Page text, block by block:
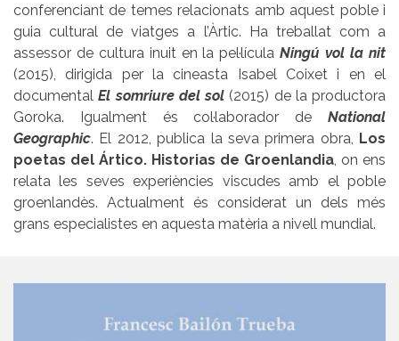
conferenciant de temes relacionats amb aquest poble i
guia cultural de viatges a l’Àrtic. Ha treballat com a
assessor de cultura inuit en la pel·lículaNingú vol la nit
(2015), dirigida per la cineasta Isabel Coixet i en el
documentalEl somriure del sol (2015) de la productora
Goroka. Igualment és col·laborador de National
Geographic. El 2012, publica la seva primera obra, Los
poetas del Ártico. Historias de Groenlandia , on ens
relata les seves experiències viscudes amb el poble
groenlandès. Actualment és considerat un dels més
grans especialistes en aquesta matèria a nivell mundial.